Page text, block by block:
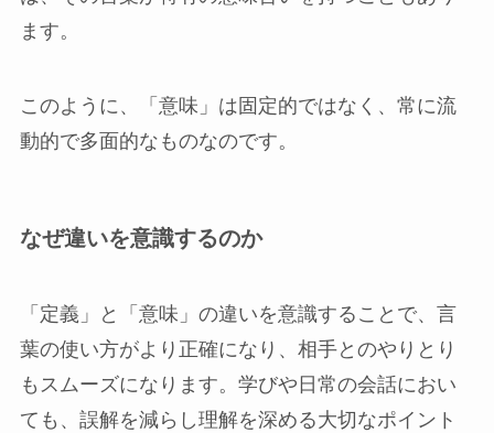
ます。
このように、「意味」は固定的ではなく、常に流
動的で多面的なものなのです。
なぜ違いを意識するのか
「定義」と「意味」の違いを意識することで、言
葉の使い方がより正確になり、相手とのやりとり
もスムーズになります。学びや日常の会話におい
ても、誤解を減らし理解を深める大切なポイント